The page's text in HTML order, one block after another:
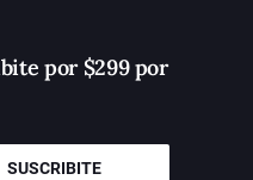
por $299 por
SUSCRIBITE